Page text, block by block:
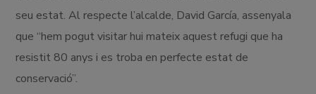
seu estat. Al respecte l’alcalde, David García, assenyala
que “hem pogut visitar hui mateix aquest refugi que ha
resistit 80 anys i es troba en perfecte estat de
conservació”.